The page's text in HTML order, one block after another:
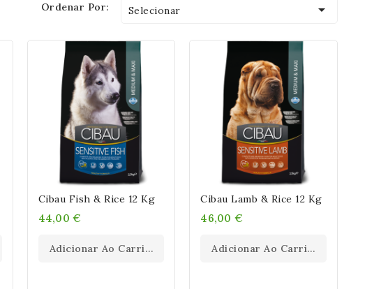
Ordenar Por: Selecionar 
Cibau Fish & Rice 12 Kg
44,00 €
Adicionar Ao Carrinho
Cibau Lamb & Rice 12 Kg
46,00 €
Adicionar Ao Carrinho